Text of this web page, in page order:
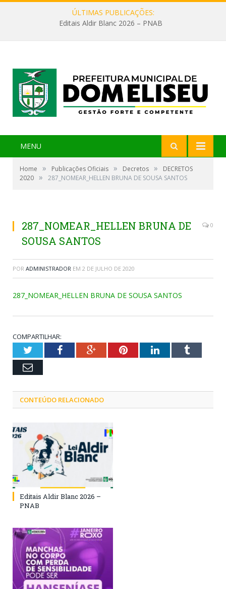
ÚLTIMAS PUBLICAÇÕES:
Editais Aldir Blanc 2026 – PNAB
MENU
Home » Publicações Oficiais » Decretos »
DECRETOS
2020 » 287_NOMEAR_HELLEN BRUNA DE SOUSA SANTOS
287_NOMEAR_HELLEN BRUNA DE
SOUSA SANTOS
0
POR ADMINISTRADOR EM 2 DE JULHO DE 2020
287_NOMEAR_HELLEN BRUNA DE SOUSA SANTOS
COMPARTILHAR:
TwitterFacebookGoogle+PinterestLinkedInTumblr
Email
CONTEÚDO RELACIONADO
Editais Aldir Blanc 2026 –
PNAB